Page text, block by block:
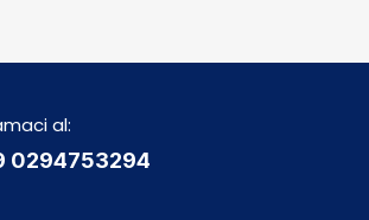
al:
0294753294